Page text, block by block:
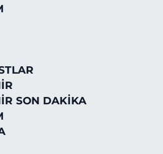
SON DAKİKA